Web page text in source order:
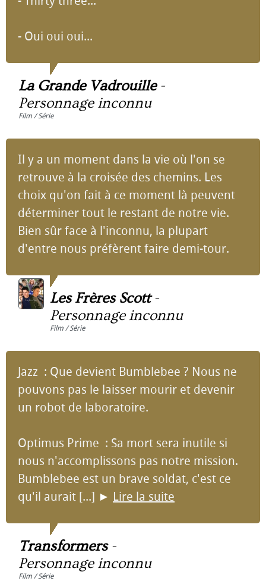
- Oui oui oui...
La Grande Vadrouille-
Personnage inconnu
Film / Série
Il y a un moment dans la vie où l'on se
retrouve à la croisée des chemins. Les
choix qu'on fait à ce moment là peuvent
déterminer tout le restant de notre vie.
Bien sûr face à l'inconnu, la plupart
d'entre nous préfèrent faire demi-tour.
Les Frères Scott-
Personnage inconnu
Film / Série
Jazz : Que devient Bumblebee ? Nous ne
pouvons pas le laisser mourir et devenir
un robot de laboratoire.
Optimus Prime : Sa mort sera inutile si
nous n'accomplissons pas notre mission.
Bumblebee est un brave soldat, c'est ce
qu'il aurait [...] ► Lire la suite
Transformers-
Personnage inconnu
Film / Série